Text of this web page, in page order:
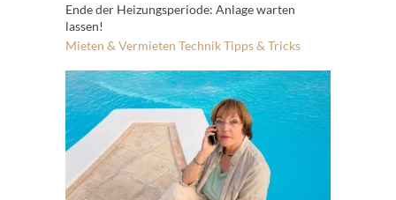
Ende der Heizungsperiode: Anlage warten
lassen!
Mieten & Vermieten TechnikTipps & Tricks